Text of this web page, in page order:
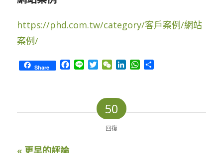
https://phd.com.tw/category/客戶案例/網站
案例/
Share Facebook
LineTwitterWeChatLinkedInWhatsApp
Share
50
回復
« 更早的評論